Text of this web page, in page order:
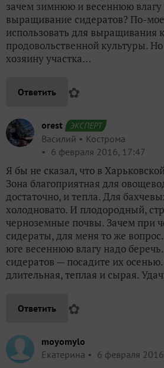
зачем зимнюю и весеннюю влагу
выращивание сидератов? По-
использовать для выращивания
продовольственной культуры.
хозяину участка…
Ответить ✿
orest ЭКСПЕРТ
Василий
Кострома
6 февраля 2016, 17:47
Я бы не сказал, что в
Зона благоприятная для
достаточно, и тепла. Для
холодновато. И плодородный,
черноземные почвы. Зачем при
сидераты, для меня то же
юге весеннюю влагу надо
сидератов — посадите их
длительная, теплая и сырая.
Ответить ✿
moyomylo
Екатерина
6 февраля